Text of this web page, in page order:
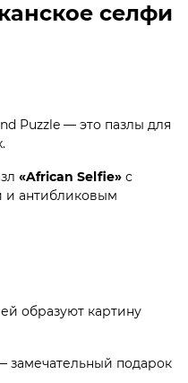
селфи
Puzzle — это пазлы для
«African Selfie» с
и антибликовым
образуют картину
замечательный подарок